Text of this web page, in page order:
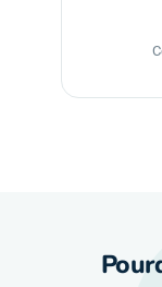
Merci